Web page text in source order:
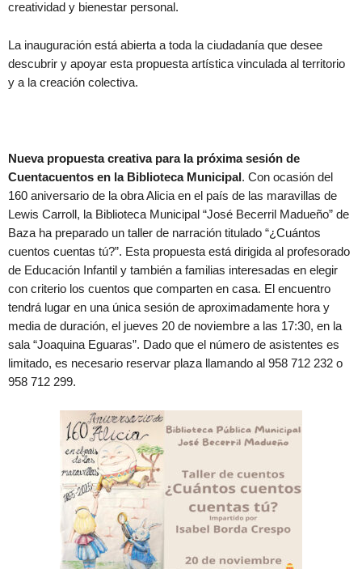
creatividad y bienestar personal.
La inauguración está abierta a toda la ciudadanía que desee
descubrir y apoyar esta propuesta artística vinculada al territorio
y a la creación colectiva.
Nueva propuesta creativa para la próxima sesión de
Cuentacuentos en la Biblioteca Municipal. Con ocasión del
160 aniversario de la obra Alicia en el país de las maravillas de
Lewis Carroll, la Biblioteca Municipal “José Becerril Madueño” de
Baza ha preparado un taller de narración titulado “¿Cuántos
cuentos cuentas tú?”. Esta propuesta está dirigida al profesorado
de Educación Infantil y también a familias interesadas en elegir
con criterio los cuentos que comparten en casa. El encuentro
tendrá lugar en una única sesión de aproximadamente hora y
media de duración, el jueves 20 de noviembre a las 17:30, en la
sala “Joaquina Eguaras”. Dado que el número de asistentes es
limitado, es necesario reservar plaza llamando al 958 712 232 o
958 712 299.